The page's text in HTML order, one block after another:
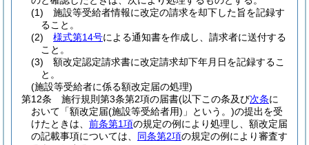
(1)
施設等受給者情報に改定の請求を却下した旨を記録す
ること。
(2)
様式第14号による通知書を作成し、請求者に送付する
こと。
(3)
額改定認定請求書に改定請求却下年月日を記録するこ
と。
(施設等受給者に係る額改定届の処理)
第12条
施行規則第3条第2項の届書(以下この条及び次条に
おいて「額改定届(施設等受給者用) 」という。)の提出を受
けたときは、 前条第1項の規定の例により処理し、額改定届
の記載事項については、 同条第2項の規定の例により審査す